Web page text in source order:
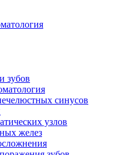
зубов
синусов
узлов
желез